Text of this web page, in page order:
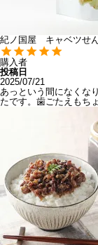
紀ノ国屋 キャベツせ
購入者
投稿日
2025/07/21
あっという間になくな
たです。歯ごたえもち